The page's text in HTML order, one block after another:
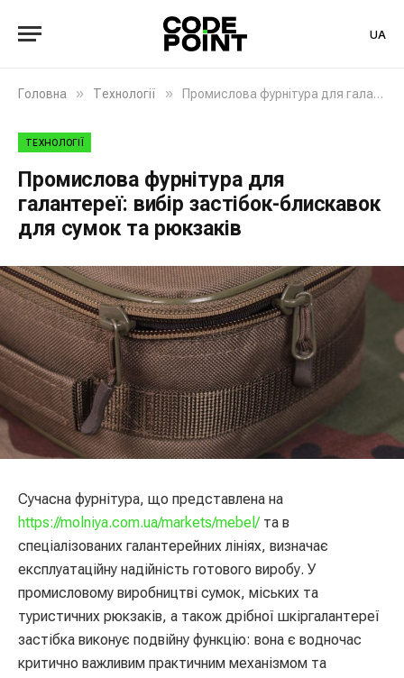
UA
Головна » Технології » Промислова фурнітура для галантереї: вибір застібок-блискавок для сумок та рюкзаків
ТЕХНОЛОГІЇ
Промислова фурнітура для
галантереї: вибір застібок-блискавок
для сумок та рюкзаків
Сучасна фурнітура, що представлена на
https://molniya.com.ua/markets/mebel/та в
спеціалізованих галантерейних лініях, визначає
експлуатаційну надійність готового виробу. У
промисловому виробництві сумок, міських та
туристичних рюкзаків, а також дрібної шкіргалантереї
застібка виконує подвійну функцію: вона є водночас
критично важливим практичним механізмом та